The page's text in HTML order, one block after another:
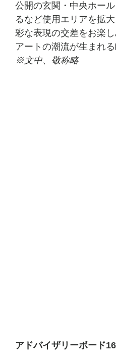
公開の玄関・中央ホー
るなど使用エリアを拡
彩な表現の交差をお楽
アートの潮流が生まれ
※文中、敬称略
アドバイザリーボード